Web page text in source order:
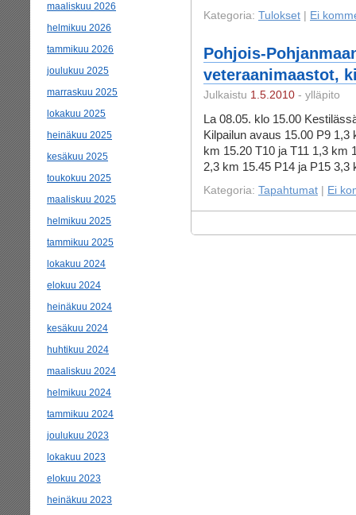
maaliskuu 2026
helmikuu 2026
tammikuu 2026
joulukuu 2025
marraskuu 2025
lokakuu 2025
heinäkuu 2025
kesäkuu 2025
toukokuu 2025
maaliskuu 2025
helmikuu 2025
tammikuu 2025
lokakuu 2024
elokuu 2024
heinäkuu 2024
kesäkuu 2024
huhtikuu 2024
maaliskuu 2024
helmikuu 2024
tammikuu 2024
joulukuu 2023
lokakuu 2023
elokuu 2023
heinäkuu 2023
Kategoria: Tulokset Ei
Pohjois-
veteraanimaastot,
Julkaistu 1.5.2010 - ylläpito
La 08.05. klo 15.00
Kilpailun avaus 15.00 P9
km 15.20 T10 ja T11 1,3 km
2,3 km 15.45 P14 ja P15
Kategoria: Tapahtumat Ei